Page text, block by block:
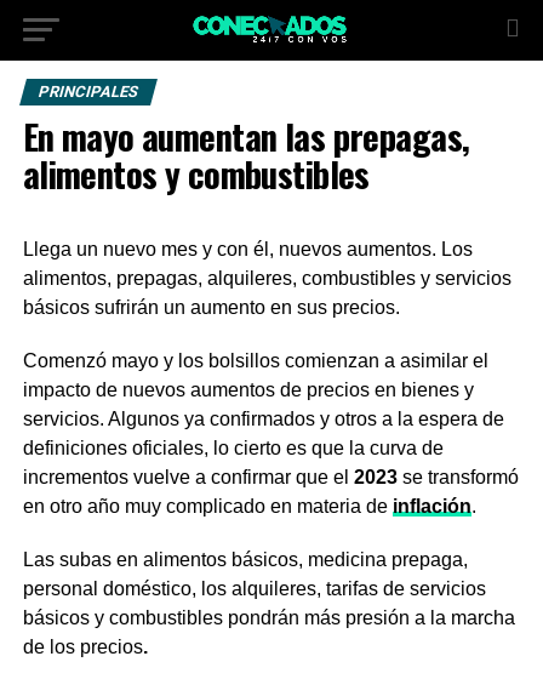
PRINCIPALES
En mayo aumentan las prepagas,
alimentos y combustibles
Llega un nuevo mes y con él, nuevos aumentos. Los
alimentos, prepagas, alquileres, combustibles y servicios
básicos sufrirán un aumento en sus precios.
Comenzó mayo y los bolsillos comienzan a asimilar el
impacto de nuevos aumentos de precios en bienes y
servicios. Algunos ya confirmados y otros a la espera de
definiciones oficiales, lo cierto es que la curva de
incrementos vuelve a confirmar que el 2023 se transformó
en otro año muy complicado en materia de inflación.
Las subas en alimentos básicos, medicina prepaga,
personal doméstico, los alquileres, tarifas de servicios
básicos y combustibles pondrán más presión a la marcha
de los precios.